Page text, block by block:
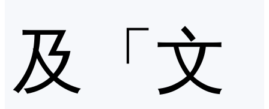
及「文